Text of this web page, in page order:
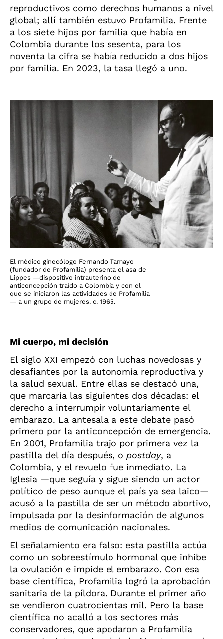
reproductivos como derechos humanos a nivel
global; allí también estuvo Profamilia. Frente
a los siete hijos por familia que había en
Colombia durante los sesenta, para los
noventa la cifra se había reducido a dos hijos
por familia. En 2023, la tasa llegó a uno.
El médico ginecólogo Fernando Tamayo
(fundador de Profamilia) presenta el asa de
Lippes —dispositivo intrauterino de
anticoncepción traído a Colombia y con el
que se iniciaron las actividades de Profamilia
— a un grupo de mujeres. c. 1965.
Mi cuerpo, mi decisión
El siglo XXI empezó con luchas novedosas y
desafiantes por la autonomía reproductiva y
la salud sexual. Entre ellas se destacó una,
que marcaría las siguientes dos décadas: el
derecho a interrumpir voluntariamente el
embarazo. La antesala a este debate pasó
primero por la anticoncepción de emergencia.
En 2001, Profamilia trajo por primera vez la
pastilla del día después, o postday, a
Colombia, y el revuelo fue inmediato. La
Iglesia —que seguía y sigue siendo un actor
político de peso aunque el país ya sea laico—
acusó a la pastilla de ser un método abortivo,
impulsada por la desinformación de algunos
medios de comunicación nacionales.
El señalamiento era falso: esta pastilla actúa
como un sobreestímulo hormonal que inhibe
la ovulación e impide el embarazo. Con esa
base científica, Profamilia logró la aprobación
sanitaria de la píldora. Durante el primer año
se vendieron cuatrocientas mil. Pero la base
científica no acalló a los sectores más
conservadores, que apodaron a Profamilia